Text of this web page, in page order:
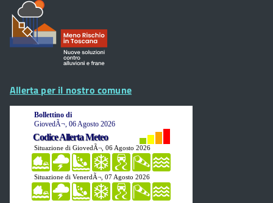
Allerta per il nostro comune